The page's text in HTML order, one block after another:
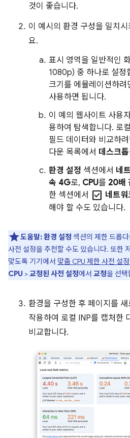
것이 좋습니다.
이 예시의 환경 구성을 일치
요.
표시 영역을 일반적인
1080p) 중 하나로 설정
크기를 에뮬레이션하려
사용하면 됩니다.
이 예의 웹사이트 사용
용하여 탐색합니다. 로
필드 데이터와 비교하려
다운 목록에서 데스크톱
환경 설정 섹션에서 네
속 4G로, CPU를 20배
한 섹션에서 check_box 네트워
해야 할 수도 있습니다.
도움말:환경 설정 섹션의 제한 드롭
사전 설정을 추천할 수도 있습니다. 또한
맞도록 기기에서 맞춤 CPU 제한 사전 설
CPU >교정된 사전 설정에서 교정을 선택
환경을 구성한 후 페이지를
작용하여 로컬 INP를 캡처한
비교합니다.